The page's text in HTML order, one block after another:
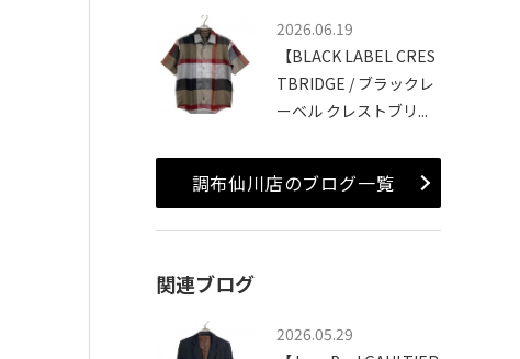
2026.06.19
【BLACK LABEL CRES
TBRIDGE / ブラックレ
ーベル クレストブリ...
調布仙川店のブログ一覧
関連ブログ
2026.05.29